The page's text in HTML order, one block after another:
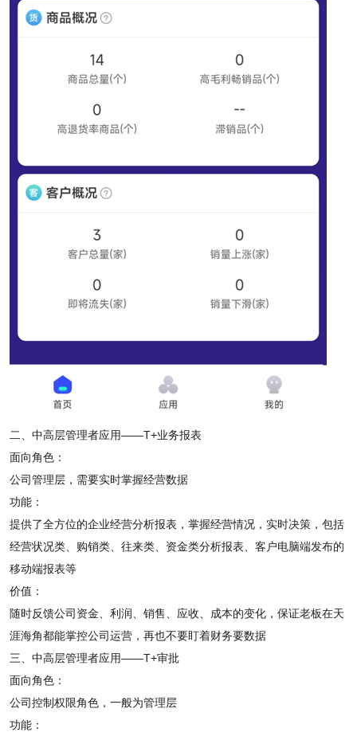
二、中高层管理者应用——T+业务报表
面向角色：
公司管理层，需要实时掌握经营数据
功能：
提供了全方位的企业经营分析报表，掌握经营情况，实时决策，包括
经营状况类、购销类、往来类、资金类分析报表、客户电脑端发布的
移动端报表等
价值：
随时反馈公司资金、利润、销售、应收、成本的变化，保证老板在天
涯海角都能掌控公司运营，再也不要盯着财务要数据
三、中高层管理者应用——T+审批
面向角色：
公司控制权限角色，一般为管理层
功能：